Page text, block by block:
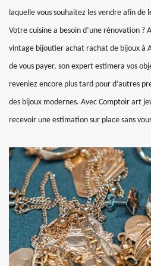
laquelle vous souhaitez les vendre afin de
Votre cuisine a besoin d’une rénovation
vintage bijoutier achat rachat de bijoux à
de vous payer, son expert estimera vos
reveniez encore plus tard pour d’autres
des bijoux modernes. Avec Comptoir art
recevoir une estimation sur place sans